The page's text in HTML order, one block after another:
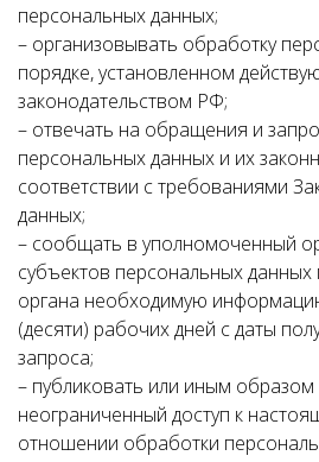
персональных данных;
– организовывать обработку
порядке, установленном
законодательством РФ;
– отвечать на обращения и
персональных данных и их
соответствии с требованиями
данных;
– сообщать в уполномоченный
субъектов персональных данных
органа необходимую
(десяти) рабочих дней с даты
запроса;
– публиковать или иным
неограниченный доступ к
отношении обработки